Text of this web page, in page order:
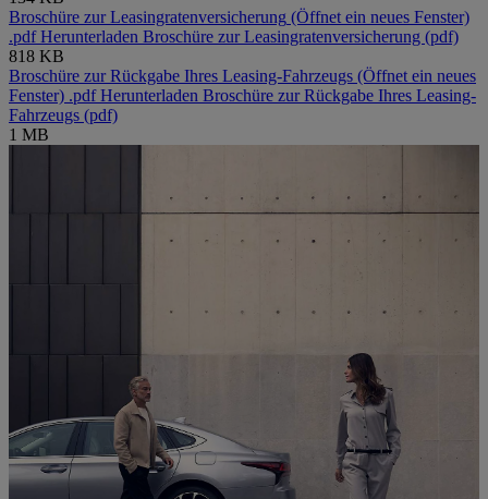
Broschüre zur Leasingratenversicherung (Öffnet ein neues Fenster)
.pdfHerunterladen Broschüre zur Leasingratenversicherung (pdf)
818 KB
Broschüre zur Rückgabe Ihres Leasing-Fahrzeugs (Öffnet ein neues
Fenster) .pdfHerunterladen Broschüre zur Rückgabe Ihres Leasing-
Fahrzeugs (pdf)
1 MB